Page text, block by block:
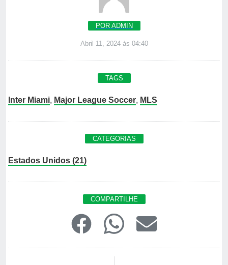
POR ADMIN
Abril 11, 2024 às 04:40
TAGS
Inter Miami, Major League Soccer, MLS
CATEGORIAS
Estados Unidos (21)
COMPARTILHE